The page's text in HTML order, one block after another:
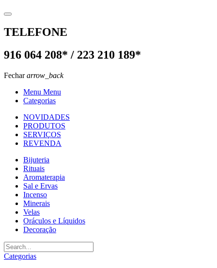
TELEFONE
916 064 208* / 223 210 189*
Fechararrow_back
Menu Menu
Categorias
NOVIDADES
PRODUTOS
SERVIÇOS
REVENDA
Bijuteria
Rituais
Aromaterapia
Sal e Ervas
Incenso
Minerais
Velas
Oráculos e Líquidos
Decoração
Categorias